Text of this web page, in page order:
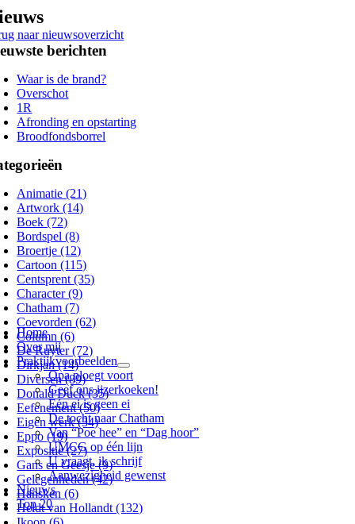
Ga
naar
inhoud
Home
Over mij
Praktijkvoorbeelden
Opa ploegt voort
Geef ons ijzerkoeken!
Eén ei is geen ei
De tocht naar Chatham
Van “Poe hee” en “Dag hoor”
UMCG op één lijn
U vraagt, ik schrijf
Aanwezigheid gewenst
Nieuws
Top 20
naar nieuwsoverzicht
berichten
Waar is de brand?
Overschot
1R
Afronding en opstarting
Broodfondsborrel
Animatie (21)
Artwork (14)
Boek (72)
Bordspel (8)
Broertje (12)
Cartoon (115)
Centsprent (35)
Character (9)
Chatham (7)
Coevorden (62)
Column (6)
De Ruyter (72)
Dirkjan (14)
Diversen (89)
Donald Duck (35)
Eefenement (50)
Eigen werk (34)
Eppo (19)
Expositie (27)
Gans en Geesje (9)
Gelegenheden (42)
Hansken (6)
Heldt van Hollandt (132)